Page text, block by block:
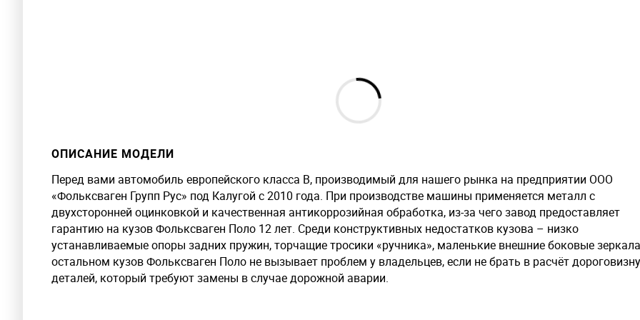
ОПИСАНИЕ МОДЕЛИ
Перед вами автомобиль европейского класса В, производимый для нашего рынка на предприятии ООО
«Фольксваген Групп Рус» под Калугой с 2010 года. При производстве машины применяется металл с
двухсторонней оцинковкой и качественная антикоррозийная обработка, из-за чего завод предоставляет
гарантию на кузов Фольксваген Поло 12 лет. Среди конструктивных недостатков кузова – низко
устанавливаемые опоры задних пружин, торчащие тросики «ручника», маленькие внешние боковые
остальном кузов Фольксваген Поло не вызывает проблем у владельцев, если не брать в расчёт дороговизну
деталей, который требуют замены в случае дорожной аварии.